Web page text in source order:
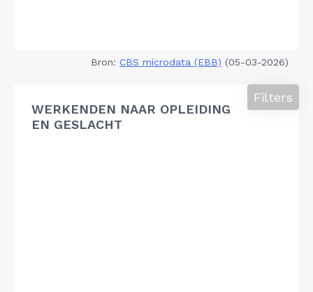
Bron: CBS microdata (EBB) (05-03-2026)
WERKENDEN NAAR OPLEIDING
EN GESLACHT
Filters